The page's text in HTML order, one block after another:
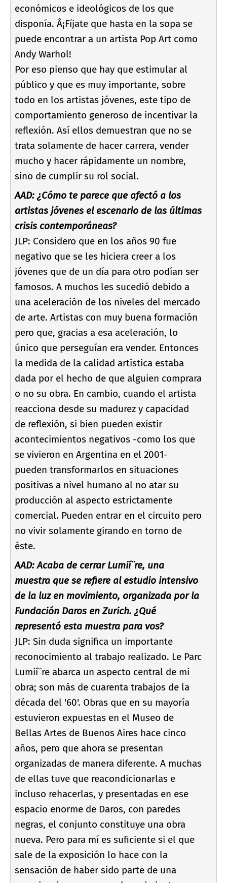
económicos e ideológicos de los que
disponí­a. Â¡Fí­jate que hasta en la sopa se
puede encontrar a un artista Pop Art como
Andy Warhol!
Por eso pienso que hay que estimular al
público y que es muy importante, sobre
todo en los artistas jóvenes, este tipo de
comportamiento generoso de incentivar la
reflexión. Así­ ellos demuestran que no se
trata solamente de hacer carrera, vender
mucho y hacer rápidamente un nombre,
sino de cumplir su rol social.
AAD: ¿Cómo te parece que afectó a los
artistas jóvenes el escenario de las últimas
crisis contemporáneas?
JLP: Considero que en los años 90 fue
negativo que se les hiciera creer a los
jóvenes que de un dí­a para otro podí­an ser
famosos. A muchos les sucedió debido a
una aceleración de los niveles del mercado
de arte. Artistas con muy buena formación
pero que, gracias a esa aceleración, lo
único que perseguí­an era vender. Entonces
la medida de la calidad artí­stica estaba
dada por el hecho de que alguien comprara
o no su obra. En cambio, cuando el artista
reacciona desde su madurez y capacidad
de reflexión, si bien pueden existir
acontecimientos negativos -como los que
se vivieron en Argentina en el 2001-
pueden transformarlos en situaciones
positivas a nivel humano al no atar su
producción al aspecto estrictamente
comercial. Pueden entrar en el circuito pero
no vivir solamente girando en torno de
éste.
AAD: Acaba de cerrar Lumií¨re, una
muestra que se refiere al estudio intensivo
de la luz en movimiento, organizada por la
Fundación Daros en Zurich. ¿Qué
representó esta muestra para vos?
JLP: Sin duda significa un importante
reconocimiento al trabajo realizado. Le Parc
Lumií¨re abarca un aspecto central de mi
obra; son más de cuarenta trabajos de la
década del '60'. Obras que en su mayorí­a
estuvieron expuestas en el Museo de
Bellas Artes de Buenos Aires hace cinco
años, pero que ahora se presentan
organizadas de manera diferente. A muchas
de ellas tuve que reacondicionarlas e
incluso rehacerlas, y presentadas en ese
espacio enorme de Daros, con paredes
negras, el conjunto constituye una obra
nueva. Pero para mí­ es suficiente si el que
sale de la exposición lo hace con la
sensación de haber sido parte de una